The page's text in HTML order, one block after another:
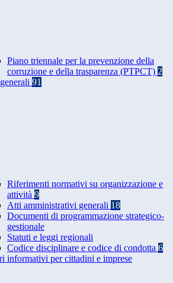
Piano triennale per la prevenzione della
corruzione e della trasparenza (PTPCT) 2
91
Riferimenti normativi su organizzazione e
attività 9
Atti amministrativi generali 18
Documenti di programmazione strategico-
gestionale
Statuti e leggi regionali
Codice disciplinare e codice di condotta 6
informativi per cittadini e imprese